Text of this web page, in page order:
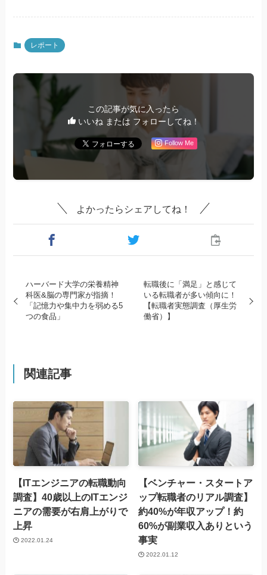
レポート
この記事が気に入ったら
いいね または フォローしてね！
Follow Me
よかったらシェアしてね！
ハーバード大学の栄養精神
科医&脳の専門家が指摘！
「記憶力や集中力を弱める5
つの食品」
転職後に「満足」と感じて
いる転職者が多い傾向に！
【転職者実態調査（厚生労
働省）】
関連記事
【ITエンジニアの転職動向
調査】40歳以上のITエンジ
ニアの需要が右肩上がりで
上昇
2022.01.24
【ベンチャー・スタートア
ップ転職者のリアル調査】
約40%が年収アップ！約
60%が副業収入ありという
事実
2022.01.12